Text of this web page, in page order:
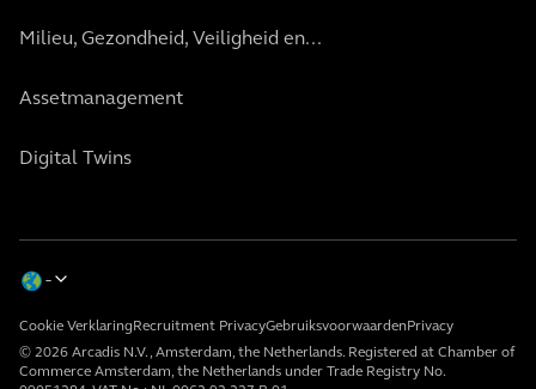
Milieu, Gezondheid, Veiligheid en...
Assetmanagement
Digital Twins
© 2026 Arcadis N.V., Amsterdam, the Netherlands. Registered at Chamber of
Commerce Amsterdam, the Netherlands under Trade Registry No.
Cookie Verklaring Recruitment PrivacyGebruiksvoorwaardenPrivacy